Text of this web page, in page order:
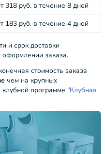
318 руб. в течение 8 дней
183 руб. в течение 4 дней
и срок доставки
оформлении заказа.
стоимость заказа
чем на крупных
программе "Клубная